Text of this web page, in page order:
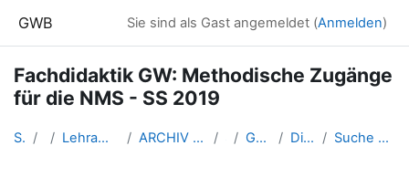
GWB Sie sind als Gast angemeldet (Anmelden)
Fachdidaktik GW: Methodische Zugänge
für die NMS - SS 2019
Startseite Kurse Lehramtsausbildung GW im Cluster Österreich Mitte ARCHIV - Lehrveranstaltungen am Standort Linz - seit 2016 SS 2019 GW_MethodikNMS_2019ss Di. 9.4.2019 - Di. 21.5.2019 Suche nach frei verwendbaren / bearbeitbaren Werken